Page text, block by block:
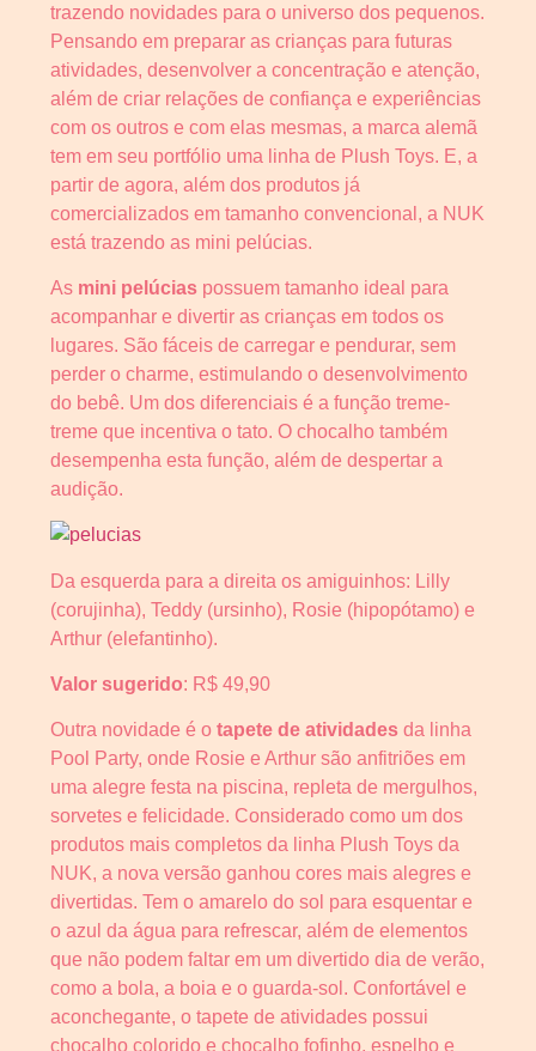
trazendo novidades para o universo dos pequenos.
Pensando em preparar as crianças para futuras
atividades, desenvolver a concentração e atenção,
além de criar relações de confiança e experiências
com os outros e com elas mesmas, a marca alemã
tem em seu portfólio uma linha de Plush Toys. E, a
partir de agora, além dos produtos já
comercializados em tamanho convencional, a NUK
está trazendo as mini pelúcias.
As mini pelúcias possuem tamanho ideal para
acompanhar e divertir as crianças em todos os
lugares. São fáceis de carregar e pendurar, sem
perder o charme, estimulando o desenvolvimento
do bebê. Um dos diferenciais é a função treme-
treme que incentiva o tato. O chocalho também
desempenha esta função, além de despertar a
audição.
Da esquerda para a direita os amiguinhos: Lilly
(corujinha), Teddy (ursinho), Rosie (hipopótamo) e
Arthur (elefantinho).
Valor sugerido: R$ 49,90
Outra novidade é o tapete de atividades da linha
Pool Party, onde Rosie e Arthur são anfitriões em
uma alegre festa na piscina, repleta de mergulhos,
sorvetes e felicidade. Considerado como um dos
produtos mais completos da linha Plush Toys da
NUK, a nova versão ganhou cores mais alegres e
divertidas. Tem o amarelo do sol para esquentar e
o azul da água para refrescar, além de elementos
que não podem faltar em um divertido dia de verão,
como a bola, a boia e o guarda-sol. Confortável e
aconchegante, o tapete de atividades possui
chocalho colorido e chocalho fofinho, espelho e